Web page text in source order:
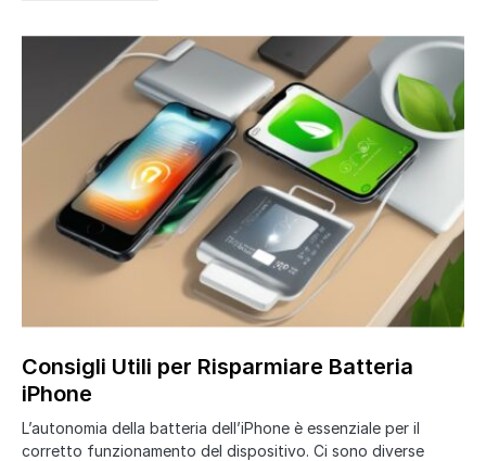
Consigli Utili per Risparmiare Batteria
iPhone
L’autonomia della batteria dell’iPhone è essenziale per il
corretto funzionamento del dispositivo. Ci sono diverse